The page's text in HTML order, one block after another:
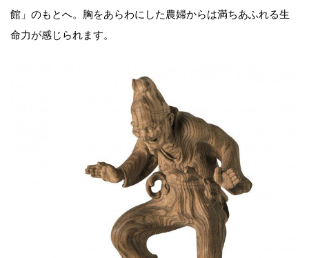
館」のもとへ。胸をあらわにした農婦からは満ちあふれる生
命力が感じられます。